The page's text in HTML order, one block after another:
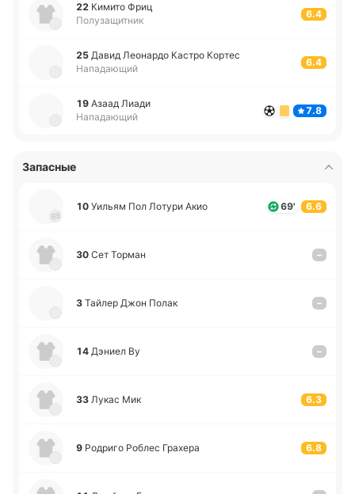
22 Кимито Фриц
Полузащитник
6.4
25 Давид Лео­на­рдо Кастро Кортес
Нападающий
6.4
19 Азаад Лиади
Нападающий
7.8
Запасные
10 Уильям Пол Лотури Акио 69' 6.6
30 Сет Торман –
3 Тайлер Джон Полак –
14 Дэниел Ву –
33 Лукас Мик 6.3
9 Ро­дри­го Роблес Гра­хе­ра 6.8